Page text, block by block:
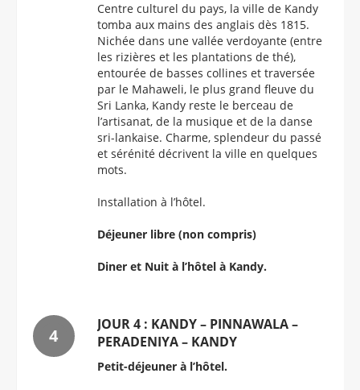
Centre culturel du pays, la ville de Kandy
tomba aux mains des anglais dès 1815.
Nichée dans une vallée verdoyante (entre
les rizières et les plantations de thé),
entourée de basses collines et traversée
par le Mahaweli, le plus grand fleuve du
Sri Lanka, Kandy reste le berceau de
l’artisanat, de la musique et de la danse
sri-lankaise. Charme, splendeur du passé
et sérénité décrivent la ville en quelques
mots.
Installation à l’hôtel.
Déjeuner libre (non compris)
Diner et Nuit à l’hôtel à Kandy.
JOUR 4 : KANDY – PINNAWALA –
PERADENIYA – KANDY
Petit-déjeuner à l’hôtel.